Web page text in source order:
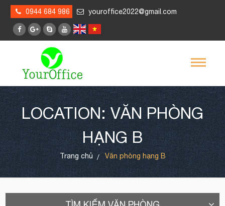
0944 684 986 youroffice2022@gmail.com
LOCATION: VĂN PHÒNG
HẠNG B
Trang chủ Văn phòng hạng B